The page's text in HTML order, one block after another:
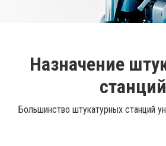
Назначение
станций
Большинство штукатурных станций